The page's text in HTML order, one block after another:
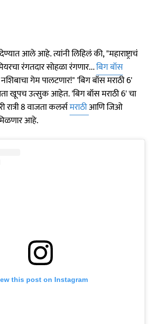
आले आहे. त्यांनी लिहिलं की, "महाराष्ट्राचं
रंगतदार सोहळा रंगणार...बिग बॉस
गेम पालटणार!" 'बिग बॉस मराठी 6'
खूपच उत्सुक आहेत. 'बिग बॉस मराठी 6' चा
रात्री 8 वाजता कलर्समराठीआणि जिओ
आहे.
this post on Instagram